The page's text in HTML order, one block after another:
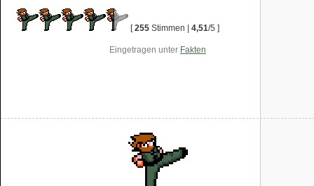
[255 Stimmen |4,51/5 ]
Eingetragen unter Fakten